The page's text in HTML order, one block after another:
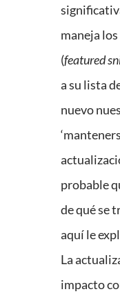
maneja
(featured
a su lista
nuevo
probable
de qué se
aquí le
La
impacto